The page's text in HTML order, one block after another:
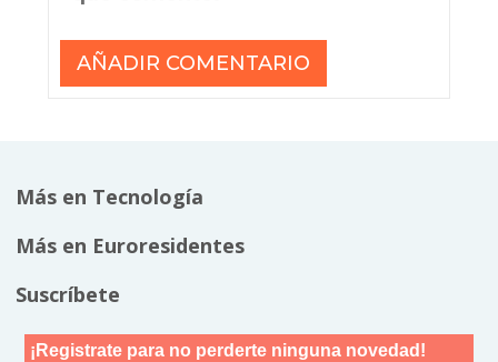
Más en Tecnología
Más en Euroresidentes
Suscríbete